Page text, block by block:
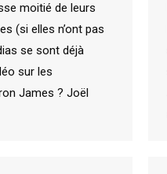
moitié de leurs
(si elles n’ont pas
se sont déjà
sur les
James ? Joël